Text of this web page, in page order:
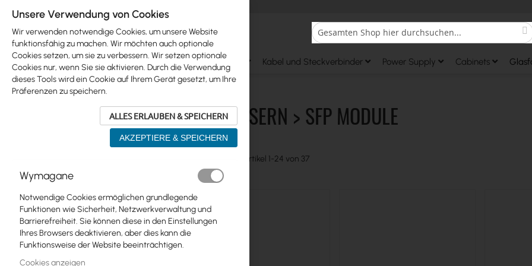
Search
Ubiquiti Mikrotik WiFi & SOHO Antennas Kabel und Steckverbinder Power Supply Cabinets
Glasfasern
Antennas
Glasfasern
Kabel
Patchkabel
GLASFASERN > SFP MODULE
als
Artikel 1-24 von 37
Unsere Verwendung von Cookies
Wir verwenden notwendige Cookies, um unsere Website
funktionsfähig zu machen. Wir möchten auch optionale
Cookies setzen, um sie zu verbessern. Wir setzen optionale
Cookies nur, wenn Sie sie aktivieren. Durch die Verwendung
dieses Tools wird ein Cookie auf Ihrem Gerät gesetzt, um Ihre
Präferenzen zu speichern.
ALLES ERLAUBEN & SPEICHERN
AKZEPTIERE & SPEICHERN
Wymagane
Notwendige Cookies ermöglichen grundlegende
Funktionen wie Sicherheit, Netzwerkverwaltung und
Barrierefreiheit. Sie können diese in den Einstellungen
Ihres Browsers deaktivieren, aber dies kann die
Funktionsweise der Website beeinträchtigen.
Cookies anzeigen